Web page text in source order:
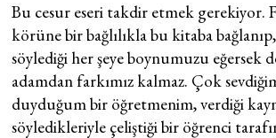
Bu cesur eseri takdir etmek gerekiyor.
körüne bir bağlılıkla bu kitaba
söylediği her şeye boynumuzu eğersek
adamdan farkımız kalmaz. Çok
duyduğum bir öğretmenim, verdiği
söyledikleriyle çeliştiği bir öğrenci